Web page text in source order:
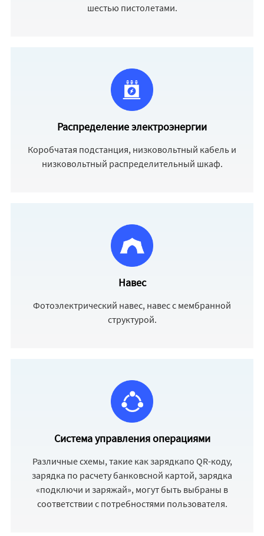
шестью пистолетами.
Распределение электроэнергии
Коробчатая подстанция, низковольтный кабель и
низковольтный распределительный шкаф.
Навес
Фотоэлектрический навес, навес с мембранной
структурой.
Система управления операциями
Различные схемы, такие как зарядкапо QR-коду,
зарядка по расчету банковсной картой, зарядка
«подключи и заряжай», могут быть выбраны в
соответствии с потребностями пользователя.